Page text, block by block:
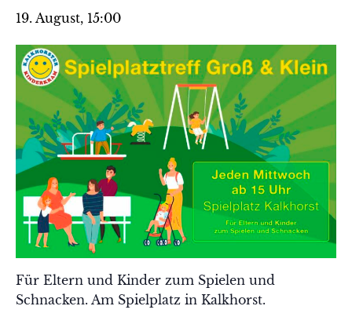
19. August, 15:00
Für Eltern und Kinder zum Spielen und
Schnacken. Am Spielplatz in Kalkhorst.